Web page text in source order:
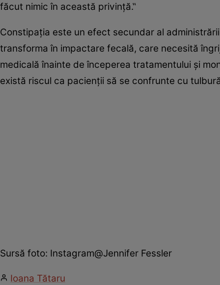
făcut nimic în această privință.‟
Constipația este un efect secundar al
transforma în impactare fecală, care necesită
medicală înainte de începerea tratamentului și
există riscul ca pacienții să se confrunte cu
Sursă foto: Instagram@Jennifer Fessler
Ioana Tătaru